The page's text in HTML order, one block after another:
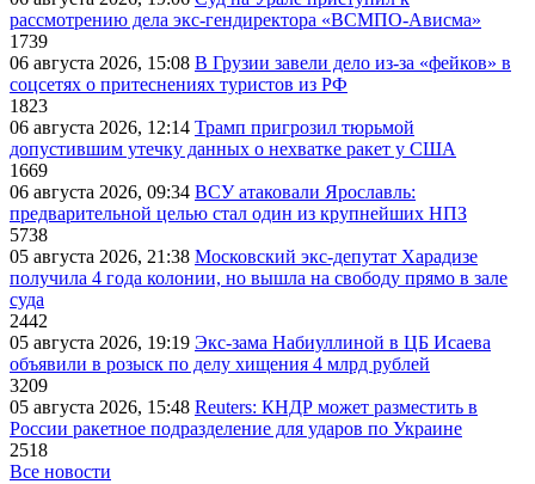
рассмотрению дела экс-гендиректора «ВСМПО-Ависма»
1739
06 августа 2026, 15:08 В Грузии завели дело из-за «фейков» в
соцсетях о притеснениях туристов из РФ
1823
06 августа 2026, 12:14 Трамп пригрозил тюрьмой
допустившим утечку данных о нехватке ракет у США
1669
06 августа 2026, 09:34 ВСУ атаковали Ярославль:
предварительной целью стал один из крупнейших НПЗ
5738
05 августа 2026, 21:38 Московский экс-депутат Харадизе
получила 4 года колонии, но вышла на свободу прямо в зале
суда
2442
05 августа 2026, 19:19 Экс-зама Набиуллиной в ЦБ Исаева
объявили в розыск по делу хищения 4 млрд рублей
3209
05 августа 2026, 15:48 Reuters: КНДР может разместить в
России ракетное подразделение для ударов по Украине
2518
Все новости